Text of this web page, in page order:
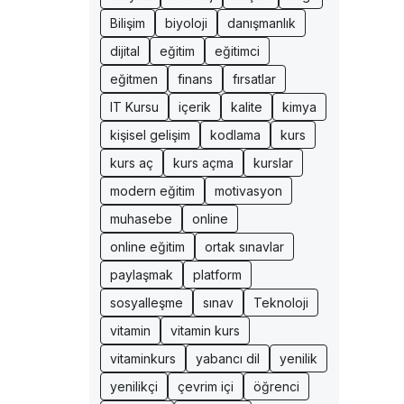
Bilişim
biyoloji
danışmanlık
dijital
eğitim
eğitimci
eğitmen
finans
fırsatlar
IT Kursu
içerik kalite
kimya
kişisel gelişim
kodlama
kurs
kurs aç
kurs açma
kurslar
modern eğitim
motivasyon
muhasebe
online
online eğitim
ortak sınavlar
paylaşmak
platform
sosyalleşme
sınav
Teknoloji
vitamin
vitamin kurs
vitaminkurs
yabancı dil
yenilik
yenilikçi
çevrim içi
öğrenci